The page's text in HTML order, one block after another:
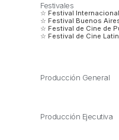
Festivales
☆ Festival
☆ Festival Buenos
☆ Festival de Cine de
☆ Festival de Cine
Producción General
Producción Ejecutiva